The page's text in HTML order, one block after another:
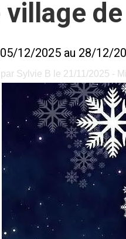
village
05/12/2025 au 28/12/
Sylvie B le 21/11/2025 -